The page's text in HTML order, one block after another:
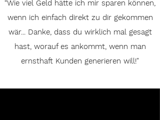
“Wie viel Geld hätte ich mir sparen können,
wenn ich einfach direkt zu dir gekommen
wär... Danke, dass du wirklich mal gesagt
hast, worauf es ankommt, wenn man
ernsthaft Kunden generieren will!"